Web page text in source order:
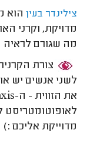
צילינדר בעין הוא
מדויקת, וקרני
מה שגורם
צורת
לשני אנשים יש
מדוייקת אליכם :)